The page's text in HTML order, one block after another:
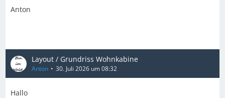
Anton
Layout / Grundriss Wohnkabine
Anton 30. Juli 2026 um 08:32
Hallo